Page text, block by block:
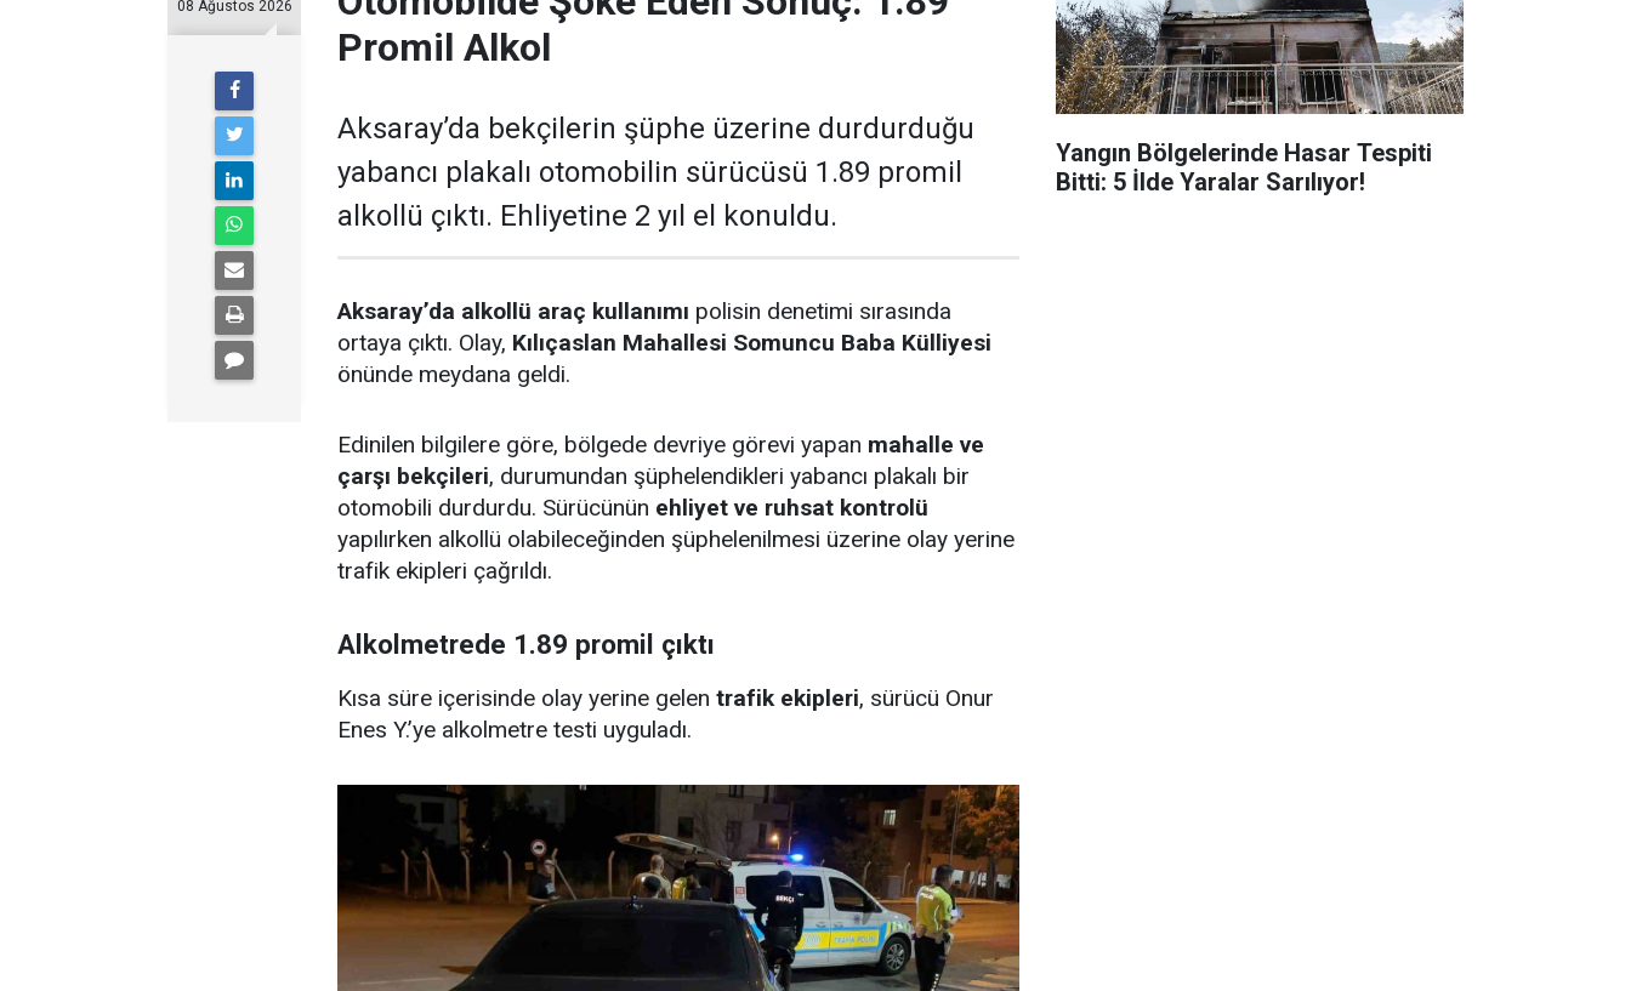
08 Ağustos 2026
Promil Alkol
Aksaray’da bekçilerin şüphe üzerine durdurduğu
yabancı plakalı otomobilin sürücüsü 1.89 promil
alkollü çıktı. Ehliyetine 2 yıl el konuldu.
Aksaray’da alkollü araç kullanımı polisin denetimi sırasında
ortaya çıktı. Olay, Kılıçaslan Mahallesi Somuncu Baba Külliyesi
önünde meydana geldi.
Edinilen bilgilere göre, bölgede devriye görevi yapan mahalle ve
çarşı bekçileri, durumundan şüphelendikleri yabancı plakalı bir
otomobili durdurdu. Sürücünün ehliyet ve ruhsat kontrolü
yapılırken alkollü olabileceğinden şüphelenilmesi üzerine olay yerine
trafik ekipleri çağrıldı.
Alkolmetrede 1.89 promil çıktı
Kısa süre içerisinde olay yerine gelen trafik ekipleri, sürücü Onur
Enes Y.’ye alkolmetre testi uyguladı.
Yangın Bölgelerinde Hasar Tespiti
Bitti: 5 İlde Yaralar Sarılıyor!